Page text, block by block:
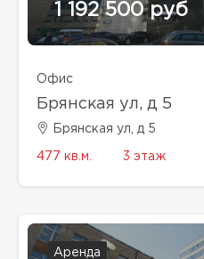
1 192 500 руб
Офис
Брянская ул, д 5
Брянская ул, д 5
477 кв.м. 3 этаж
Аренда